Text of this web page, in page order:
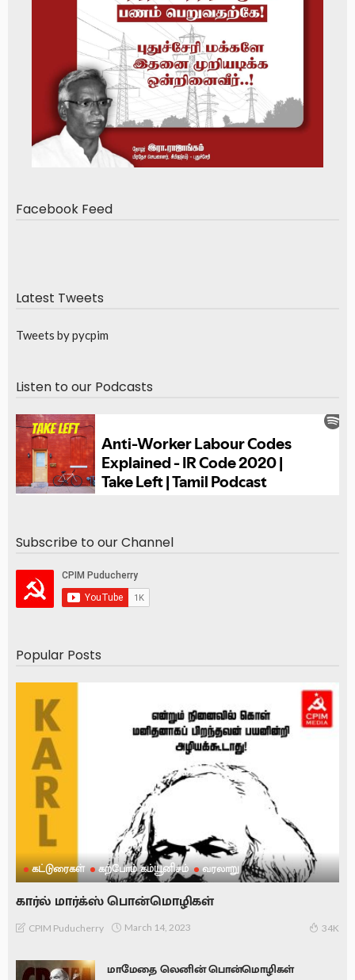
Facebook Feed
Latest Tweets
Tweets by pycpim
Listen to our Podcasts
Subscribe to our Channel
Popular Posts
கட்டுரைகள் கற்போம் கம்யூனிசம் வரலாறு
கார்ல் மார்க்ஸ் பொன்மொழிகள்
CPIM Puducherry March 14, 2023 34K
மாமேதை லெனின் பொன்மொழிகள்